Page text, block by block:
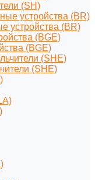
(SH)
устройства (BR)
(BGE)
(SHE)